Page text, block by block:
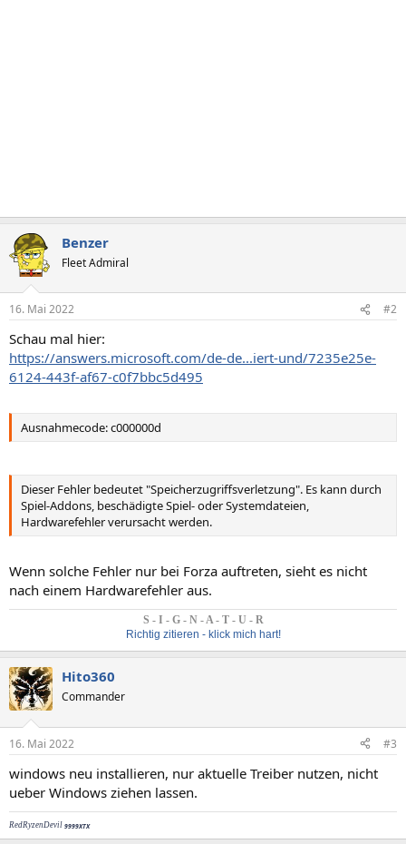
Benzer
Fleet Admiral
16. Mai 2022 #2
Schau mal hier:
https://answers.microsoft.com/de-de...iert-und/7235e25e-
6124-443f-af67-c0f7bbc5d495
Ausnahmecode: c000000d
Dieser Fehler bedeutet "Speicherzugriffsverletzung". Es kann durch
Spiel-Addons, beschädigte Spiel- oder Systemdateien,
Hardwarefehler verursacht werden.
Wenn solche Fehler nur bei Forza auftreten, sieht es nicht
nach einem Hardwarefehler aus.
S - I - G - N - A - T - U - R
Richtig zitieren - klick mich hart!
Hito360
Commander
16. Mai 2022 #3
windows neu installieren, nur aktuelle Treiber nutzen, nicht
ueber Windows ziehen lassen.
RedRyzenDevil 9999XTX